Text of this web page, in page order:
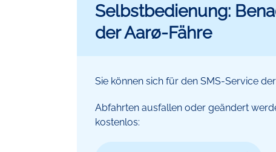
Selbstbedienung:
der Aarø-Fähre
Sie können sich für den SMS-Service
Abfahrten ausfallen oder geändert
kostenlos: